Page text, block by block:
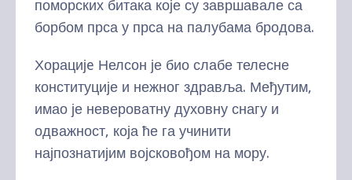
поморских битака које су завршавале са
борбом прса у прса на палубама бродова.
Хорацијe Нелсон је био слабе телесне
конституције и нежног здравља. Међутим,
имао је невероватну духовну снагу и
одважност, која ће га учинити
најпознатијим војсковођом на мору.